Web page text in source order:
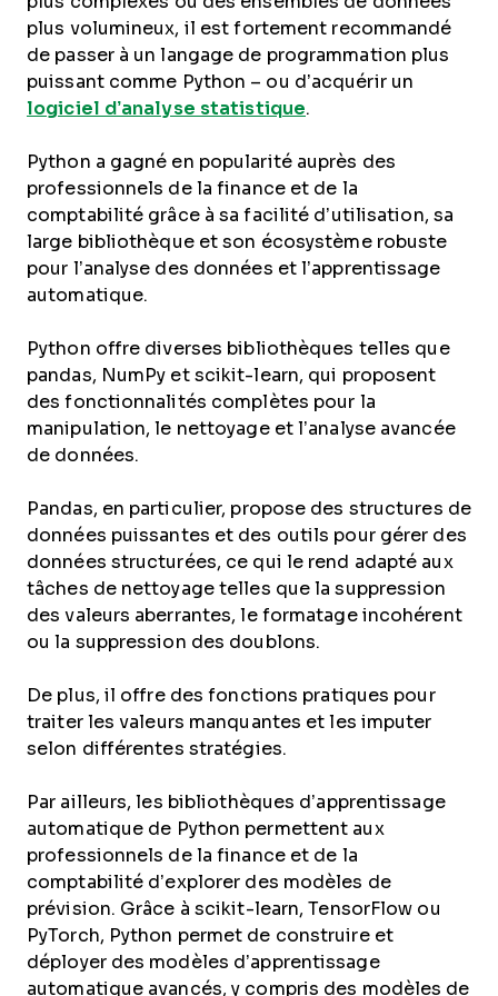
plus volumineux, il est fortement recommandé
de passer à un langage de programmation plus
puissant comme Python – ou d’acquérir un
logiciel d’analyse statistique.
Python a gagné en popularité auprès des
professionnels de la finance et de la
comptabilité grâce à sa facilité d’utilisation, sa
large bibliothèque et son écosystème robuste
pour l’analyse des données et l’apprentissage
automatique.
Python offre diverses bibliothèques telles que
pandas, NumPy et scikit-learn, qui proposent
des fonctionnalités complètes pour la
manipulation, le nettoyage et l’analyse avancée
de données.
Pandas, en particulier, propose des structures de
données puissantes et des outils pour gérer des
données structurées, ce qui le rend adapté aux
tâches de nettoyage telles que la suppression
des valeurs aberrantes, le formatage incohérent
ou la suppression des doublons.
De plus, il offre des fonctions pratiques pour
traiter les valeurs manquantes et les imputer
selon différentes stratégies.
Par ailleurs, les bibliothèques d’apprentissage
automatique de Python permettent aux
professionnels de la finance et de la
comptabilité d’explorer des modèles de
prévision. Grâce à scikit-learn, TensorFlow ou
PyTorch, Python permet de construire et
déployer des modèles d’apprentissage
automatique avancés, y compris des modèles de